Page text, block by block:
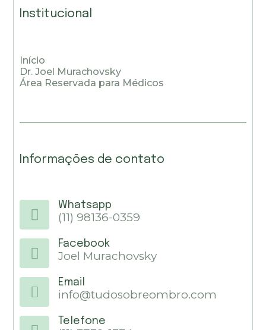
Institucional
Início
Dr. Joel Murachovsky
Área Reservada para Médicos
Informações de contato
Whatsapp
(11) 98136-0359
Facebook
Joel Murachovsky
Email
info@tudosobreombro.com
Telefone